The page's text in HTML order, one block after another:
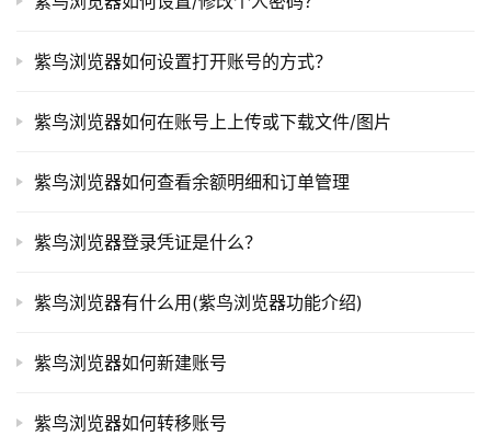
紫鸟浏览器如何设置打开账号的方式？
紫鸟浏览器如何在账号上上传或下载文件/图片
紫鸟浏览器如何查看余额明细和订单管理
紫鸟浏览器登录凭证是什么？
紫鸟浏览器有什么用(紫鸟浏览器功能介绍)
紫鸟浏览器如何新建账号
紫鸟浏览器如何转移账号